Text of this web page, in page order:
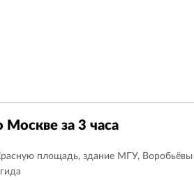
Москве за 3 часа
площадь, здание МГУ, Воробьёвы